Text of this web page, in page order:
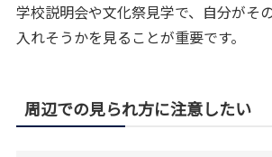
学校説明会や文化祭見学で、自分がそ
入れそうかを見ることが重要です。
周辺での見られ方に注意したい